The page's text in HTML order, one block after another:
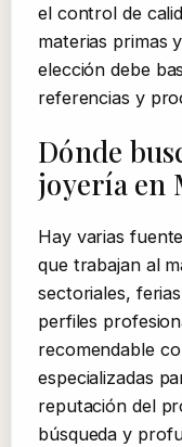
el control de
materias primas
elección debe
referencias y
Dónde
joyería en
Hay varias
que trabajan al
sectoriales,
perfiles
recomendable
especializadas
reputación del
búsqueda y